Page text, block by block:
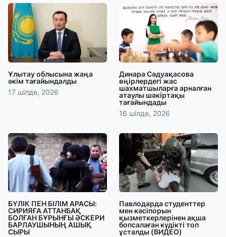
Ұлытау облысына жаңа
әкім тағайындалды
17 шілде, 2026
Динара Сәдуақасова
өңірлердегі жас
шахматшыларға арналған
атаулы шәкіртақы
тағайындады
16 шілде, 2026
БҮЛІК ПЕН БІЛІМ АРАСЫ:
СИРИЯҒА АТТАНБАҚ
БОЛҒАН БҰРЫНҒЫ ӘСКЕРИ
БАРЛАУШЫНЫҢ АШЫҚ
СЫРЫ
Павлодарда студенттер
мен кәсіпорын
қызметкерлерінен ақша
бопсалаған күдікті топ
ұсталды (ВИДЕО)